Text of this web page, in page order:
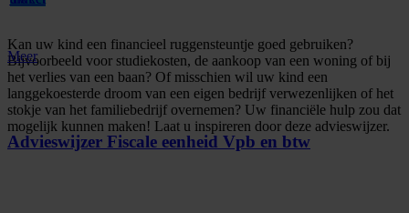
Kan uw kind een financieel ruggensteuntje goed gebruiken?
Bijvoorbeeld voor studiekosten, de aankoop van een woning of bij
het verlies van een baan? Of misschien wil uw kind een
langgekoesterde droom van een eigen bedrijf verwezenlijken of het
stokje van het familiebedrijf overnemen? Uw financiële hulp zou dat
mogelijk kunnen maken! Laat u inspireren door deze advieswijzer.
Meer
Advieswijzer Fiscale eenheid Vpb en btw